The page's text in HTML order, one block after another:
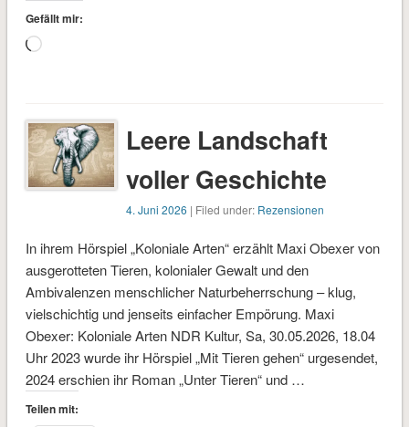
Gefällt mir:
Wird
Leere Landschaft
voller Geschichte
4. Juni 2026 | Filed under: Rezensionen
In ihrem Hörspiel „Koloniale Arten“ erzählt Maxi Obexer von
ausgerotteten Tieren, kolonialer Gewalt und den
Ambivalenzen menschlicher Naturbeherrschung – klug,
vielschichtig und jenseits einfacher Empörung. Maxi
Obexer: Koloniale Arten NDR Kultur, Sa, 30.05.2026, 18.04
Uhr 2023 wurde ihr Hörspiel „Mit Tieren gehen“ urgesendet,
2024 erschien ihr Roman „Unter Tieren“ und …
Teilen mit: